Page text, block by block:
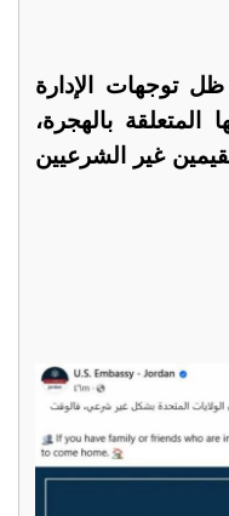
توجهات الإدارة
المتعلقة بالهجرة،
غير الشرعيين